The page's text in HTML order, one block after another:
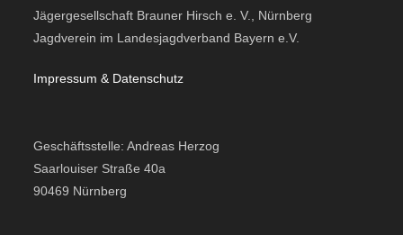
Jägergesellschaft Brauner Hirsch e. V., Nürnberg
Jagdverein im Landesjagdverband Bayern e.V.
Impressum & Datenschutz
Geschäftsstelle: Andreas Herzog
Saarlouiser Straße 40a
90469 Nürnberg